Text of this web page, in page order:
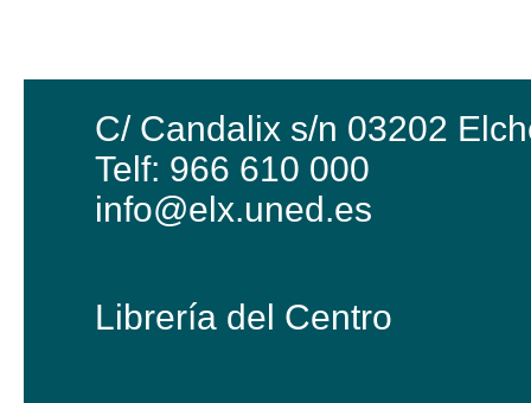
C/ Candalix s/n 03202
Telf: 966 610 000
info@elx.uned.es
Librería del Centro